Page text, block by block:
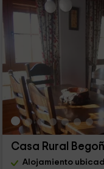
Casa Rural
Alojamiento